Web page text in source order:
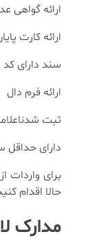
ارائه گواهی
ارائه کارت
سند دارای
ارائه فرم دال
ثبت
دارای حداقل سن
برای واردات
حالا اقدام
مدارک